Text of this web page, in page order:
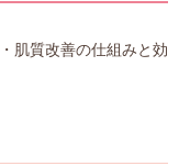
肌質改善の仕組みと効